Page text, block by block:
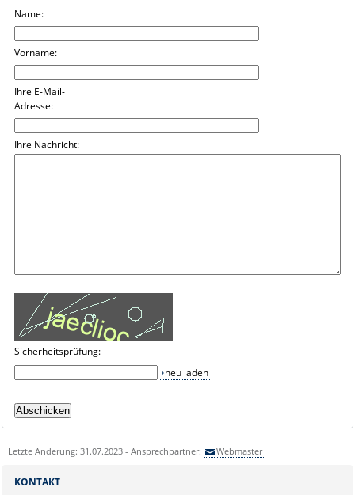
INTERNATIONAL
INTRANET
Name:
Vorname:
Ihre E-Mail-
Adresse:
Ihre Nachricht:
Sicherheitsprüfung:
neu laden
Letzte Änderung: 31.07.2023 - Ansprechpartner: Webmaster
KONTAKT